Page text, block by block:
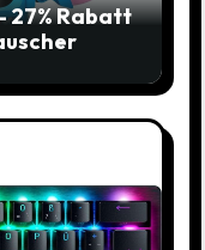
27% Rabatt